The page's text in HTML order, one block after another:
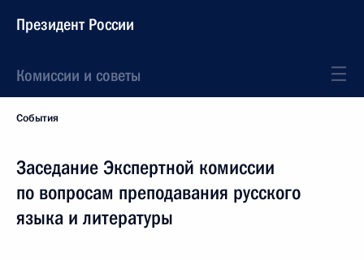
Президент России
Комиссии и советы
События
Заседание Экспертной комиссии
по вопросам преподавания русского
языка и литературы